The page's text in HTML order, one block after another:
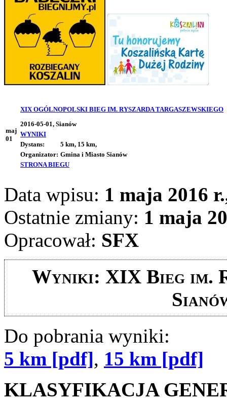
maj
01
XIX OGÓLNOPOLSKI BIEG IM. RYSZARDA TARGASZEWSKIEGO
2016-05-01, Sianów
WYNIKI
Dystans:
5 km, 15 km,
Organizator: Gmina i Miasto Sianów
STRONA BIEGU
Data wpisu: 1 maja 2016
Ostatnie zmiany: 1 maja
Opracował: SFX
Wyniki: XIX Bieg im.
Do pobrania wyniki:
5 km [pdf], 15 km [pdf]
KLASYFIKACJA